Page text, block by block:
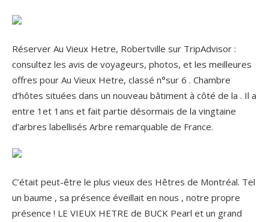
Réserver Au Vieux Hetre, Robertville sur TripAdvisor :
consultez les avis de voyageurs, photos, et les meilleures
offres pour Au Vieux Hetre, classé n°sur 6 . Chambre
d’hôtes situées dans un nouveau bâtiment à côté de la . Il a
entre 1et 1ans et fait partie désormais de la vingtaine
d’arbres labellisés Arbre remarquable de France.
C’était peut-être le plus vieux des Hêtres de Montréal. Tel
un baume , sa présence éveillait en nous , notre propre
présence ! LE VIEUX HETRE de BUCK Pearl et un grand